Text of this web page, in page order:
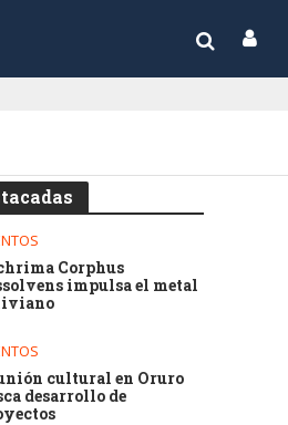
Corphus
impulsa el metal
cultural en Oruro
desarrollo de